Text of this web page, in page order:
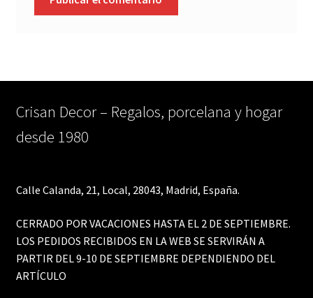
Crisan Decor – Regalos, porcelana y hogar
desde 1980
Calle Calanda, 21, Local, 28043, Madrid, España.
CERRADO POR VACACIONES HASTA EL 2 DE SEPTIEMBRE.
LOS PEDIDOS RECIBIDOS EN LA WEB SE SERVIRÁN A
PARTIR DEL 9-10 DE SEPTIEMBRE DEPENDIENDO DEL
ARTÍCULO